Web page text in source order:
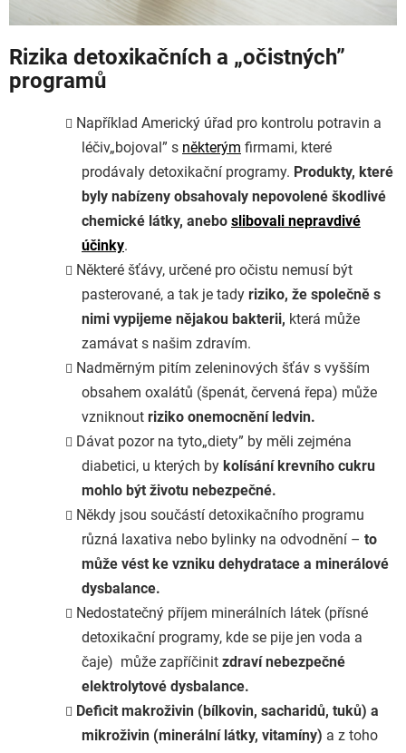
Rizika detoxikačních a „očistných”
programů
Například Americký úřad pro kontrolu potravin a
léčiv„bojoval” s některým firmami, které
prodávaly detoxikační programy. Produkty, které
byly nabízeny obsahovaly nepovolené škodlivé
chemické látky, anebo slibovali nepravdivé
účinky.
Některé šťávy, určené pro očistu nemusí být
pasterované, a tak je tady riziko, že společně s
nimi vypijeme nějakou bakterii, která může
zamávat s našim zdravím.
Nadměrným pitím zeleninových šťáv s vyšším
obsahem oxalátů (špenát, červená řepa) může
vzniknout riziko onemocnění ledvin.
Dávat pozor na tyto„diety” by měli zejména
diabetici, u kterých by kolísání krevního cukru
mohlo být životu nebezpečné.
Někdy jsou součástí detoxikačního programu
různá laxativa nebo bylinky na odvodnění – to
může vést ke vzniku dehydratace a minerálové
dysbalance.
Nedostatečný příjem minerálních látek (přísné
detoxikační programy, kde se pije jen voda a
čaje) může zapříčinit zdraví nebezpečné
elektrolytové dysbalance.
Deficit makroživin (bílkovin, sacharidů, tuků) a
mikroživin (minerální látky, vitamíny) a z toho